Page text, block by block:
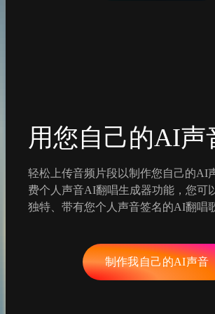
用您自己的AI声
轻松上传音频片段以制作您自己的AI
费个人声音AI翻唱生成器功能，您可
独特、带有您个人声音签名的AI翻唱
制作我自己的AI声音